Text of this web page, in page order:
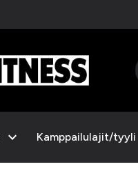
expand_more Kamppailulajit/tyyli